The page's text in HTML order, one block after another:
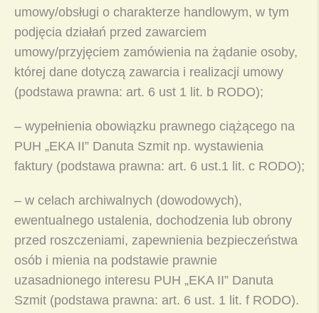
umowy/obsługi o charakterze handlowym, w tym
podjęcia działań przed zawarciem
umowy/przyjęciem zamówienia na żądanie osoby,
której dane dotyczą zawarcia i realizacji umowy
(podstawa prawna: art. 6 ust 1 lit. b RODO);
– wypełnienia obowiązku prawnego ciążącego na
PUH „EKA II” Danuta Szmit np. wystawienia
faktury (podstawa prawna: art. 6 ust.1 lit. c RODO);
– w celach archiwalnych (dowodowych),
ewentualnego ustalenia, dochodzenia lub obrony
przed roszczeniami, zapewnienia bezpieczeństwa
osób i mienia na podstawie prawnie
uzasadnionego interesu PUH „EKA II” Danuta
Szmit (podstawa prawna: art. 6 ust. 1 lit. f RODO).